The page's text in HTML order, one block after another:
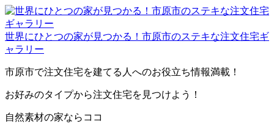
世界にひとつの家が見つかる！市原市のステキな注文住宅ギ
ャラリー
市原市で注文住宅を建てる人へのお役立ち情報満載！
お好みのタイプから注文住宅を見つけよう！
自然素材の家ならココ